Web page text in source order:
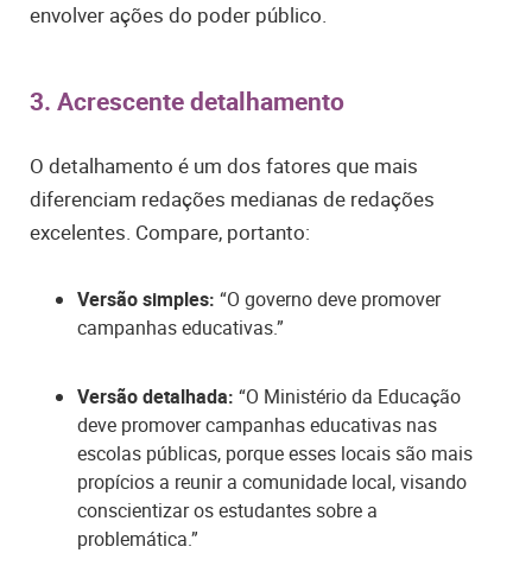
envolver ações do poder público.
3. Acrescente detalhamento
O detalhamento é um dos fatores que mais
diferenciam redações medianas de redações
excelentes. Compare, portanto:
Versão simples:“O governo deve promover
campanhas educativas.”
Versão detalhada:“O Ministério da Educação
deve promover campanhas educativas nas
escolas públicas, porque esses locais são mais
propícios a reunir a comunidade local, visando
conscientizar os estudantes sobre a
problemática.”